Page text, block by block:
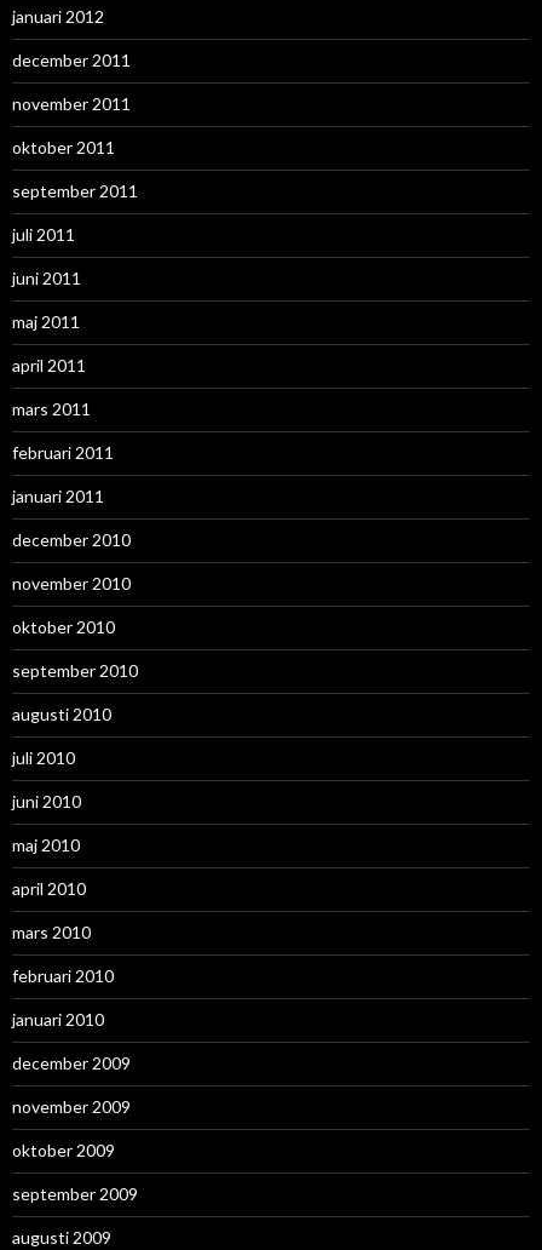
januari 2012
december 2011
november 2011
oktober 2011
september 2011
juli 2011
juni 2011
maj 2011
april 2011
mars 2011
februari 2011
januari 2011
december 2010
november 2010
oktober 2010
september 2010
augusti 2010
juli 2010
juni 2010
maj 2010
april 2010
mars 2010
februari 2010
januari 2010
december 2009
november 2009
oktober 2009
september 2009
augusti 2009